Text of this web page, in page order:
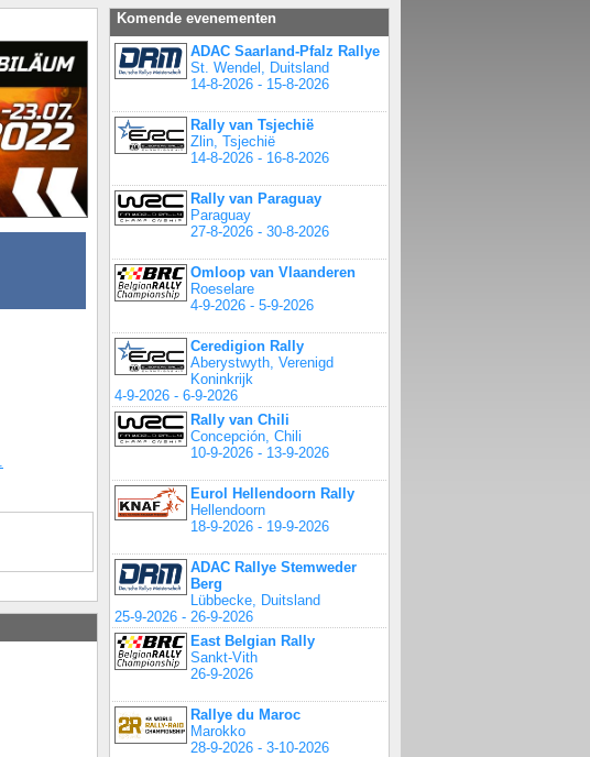
Komende evenementen
ADAC Saarland-Pfalz Rallye
St. Wendel, Duitsland
14-8-2026 - 15-8-2026
Rally van Tsjechië
Zlin, Tsjechië
14-8-2026 - 16-8-2026
Rally van Paraguay
Paraguay
27-8-2026 - 30-8-2026
Omloop van Vlaanderen
Roeselare
4-9-2026 - 5-9-2026
Ceredigion Rally
Aberystwyth, Verenigd
Koninkrijk
4-9-2026 - 6-9-2026
Rally van Chili
Concepción, Chili
10-9-2026 - 13-9-2026
Eurol Hellendoorn Rally
Hellendoorn
18-9-2026 - 19-9-2026
ADAC Rallye Stemweder
Berg
Lübbecke, Duitsland
25-9-2026 - 26-9-2026
East Belgian Rally
Sankt-Vith
26-9-2026
Rallye du Maroc
Marokko
28-9-2026 - 3-10-2026